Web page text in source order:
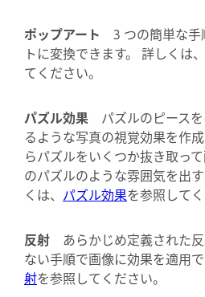
ポップアート
3 つの簡単な
トに変換できます。 詳しくは、
てください。
パズル効果
パズルのピース
るような写真の視覚効果を作
らパズルをいくつか抜き取っ
のパズルのような雰囲気を出
くは、 パズル効果を参照してく
反射
あらかじめ定義された
ない手順で画像に効果を適用で
射を参照してください。